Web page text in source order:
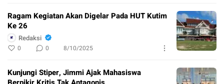
Ragam Kegiatan Akan Digelar Pada HUT Kutim
Ke 26
Redaksi
0 0 8/10/2025
Kunjungi Stiper, Jimmi Ajak Mahasiswa